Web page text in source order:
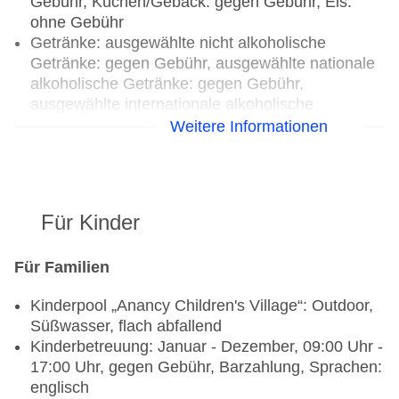
ohne Gebühr
Getränke: ausgewählte nicht alkoholische
Getränke: gegen Gebühr, ausgewählte nationale
alkoholische Getränke: gegen Gebühr,
ausgewählte internationale alkoholische
Getränke: gegen Gebühr, ausgewählte
Menü
Menü
Wein/Bier/Softdrinks, Sekt, Champagner,
Unterhaltungsprogramm, Silvesterspecial: Buffet,
Menü, Wein/Bier/Softdrinks, Sekt, Champagner,
Unterhaltungsprogramm, (Live-) Musik und Tanz
Weitere Informationen
Für Kinder
Für Familien
Kinderpool „Anancy Children's Village“: Outdoor,
Süßwasser, flach abfallend
Kinderbetreuung: Januar - Dezember, 09:00 Uhr -
17:00 Uhr, gegen Gebühr, Barzahlung, Sprachen:
englisch